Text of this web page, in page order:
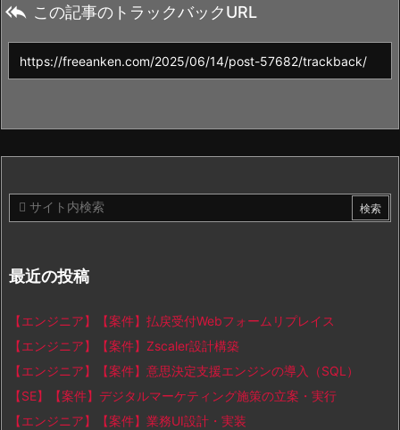
 この記事のトラックバックURL
最近の投稿
【エンジニア】【案件】払戻受付Webフォームリプレイス
【エンジニア】【案件】Zscaler設計構築
【エンジニア】【案件】意思決定支援エンジンの導入（SQL）
【SE】【案件】デジタルマーケティング施策の立案・実行
【エンジニア】【案件】業務UI設計・実装